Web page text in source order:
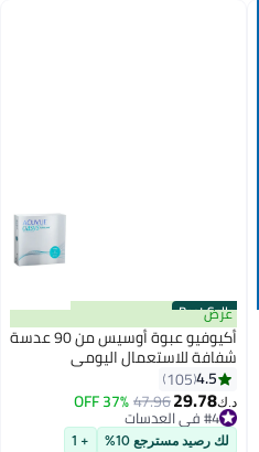
Best Seller
عرض
أكيوفيو عبوة أوسيس من 90 عدسة
شفافة للاستعمال اليومي
4.5
105
د.ك‏29.78
47.96
37% OFF
#4 في العدسات
#4 في العدسات
لك رصيد مسترجع 10% + 1